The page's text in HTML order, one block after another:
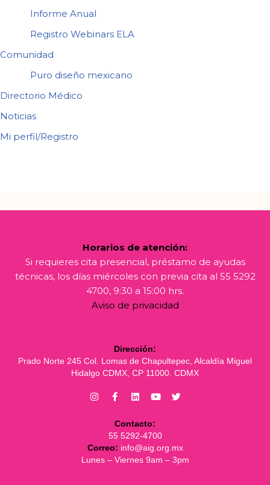
Informe Anual
Registro Webinars ELA
Comunidad
Puro diseño mexicano
Directorio Médico
Noticias
Mi perfil/Registro
Horarios de atención:
Si requieres cita presencial, préstamo de ayudas
técnicas, los días miércoles con previa cita al 55 5292
4700, 9:30 a 15:00 hrs.
Aviso de privacidad
Dirección:
Prado Norte 245 Col. Lomas de Chapultepec, Alcaldía Miguel
Hidalgo CDMX, CP 11000. CDMX
Contacto:
55 5292-4700
Correo: info@aig.org.mx
Lunes – Viernes 9am – 3pm